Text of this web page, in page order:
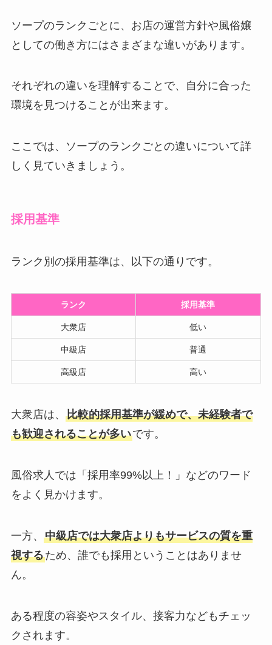
ソープのランクごとに、お店の運営方針や風俗嬢
としての働き方にはさまざまな違いがあります。
それぞれの違いを理解することで、自分に合った
環境を見つけることが出来ます。
ここでは、ソープのランクごとの違いについて詳
しく見ていきましょう。
採用基準
ランク別の採用基準は、以下の通りです。
ランク 採用基準
大衆店 低い
中級店 普通
高級店 高い
大衆店は、 比較的採用基準が緩めで、未経験者で
も歓迎されることが多いです。
風俗求人では「採用率99%以上！」などのワード
をよく見かけます。
一方、 中級店では大衆店よりもサービスの質を重
視するため、誰でも採用ということはありませ
ん。
ある程度の容姿やスタイル、接客力などもチェッ
クされます。